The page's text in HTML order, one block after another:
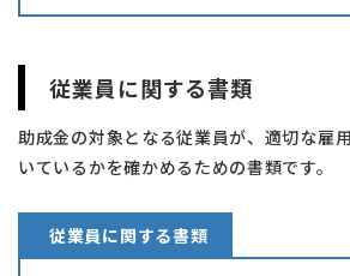
従業員に関する書類
助成金の対象となる従業員が、適切な雇
いているかを確かめるための書類です。
従業員に関する書類